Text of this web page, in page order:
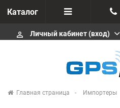
Каталог
Отзывы
+375 291646666
msa333
perm_identity Личный кабинет (вход)
Главная страница Импортеры